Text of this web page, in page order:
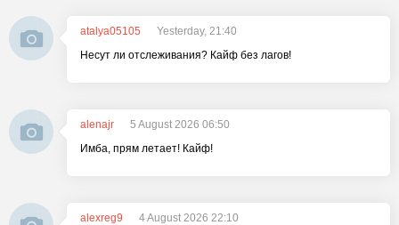
atalya05105
Yesterday, 21:40
Несут ли отслеживания? Кайф без лагов!
alenajr
5 August 2026 06:50
Имба, прям летает! Кайф!
alexreg9
4 August 2026 22:10